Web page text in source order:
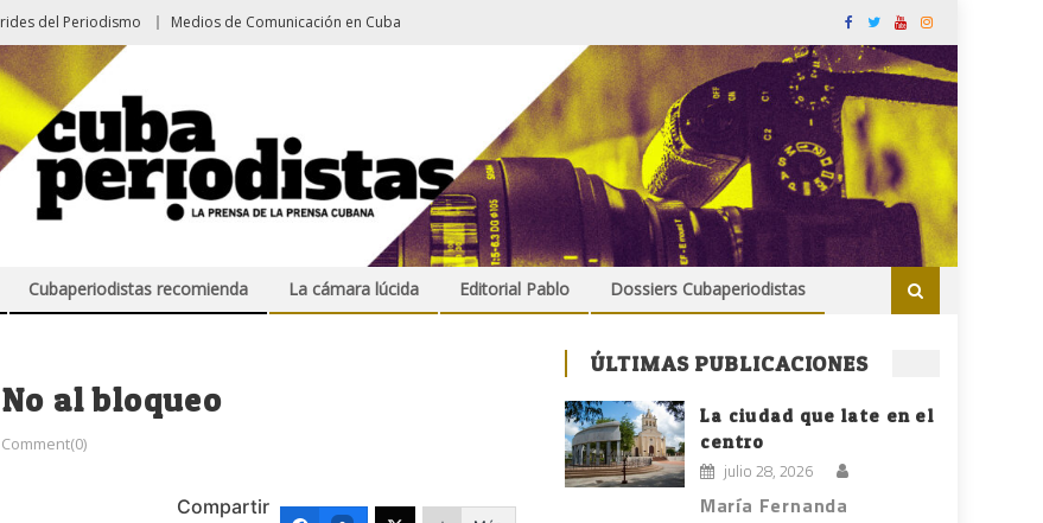
del Periodismo Medios de Comunicación en Cuba
Cubaperiodistas recomienda La cámara lúcida Editorial Pablo Dossiers Cubaperiodistas
al bloqueo
Comment(0)
Compartir
ÚLTIMAS PUBLICACIONES
La ciudad que late en el
centro
julio 28, 2026
María Fernanda